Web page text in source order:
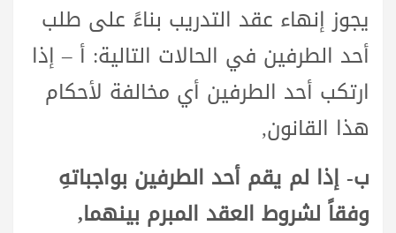
يجوز إنهاء عقد التدريب بناءً على طلب
أحد الطرفين في الحالات التالية: أ – إذا
ارتكب أحد الطرفين أي مخالفة لأحكام
هذا القانون,
ب- إذا لم يقم أحد الطرفين بواجباتهِ
وفقاً لشروط العقد المبرم بينهما,